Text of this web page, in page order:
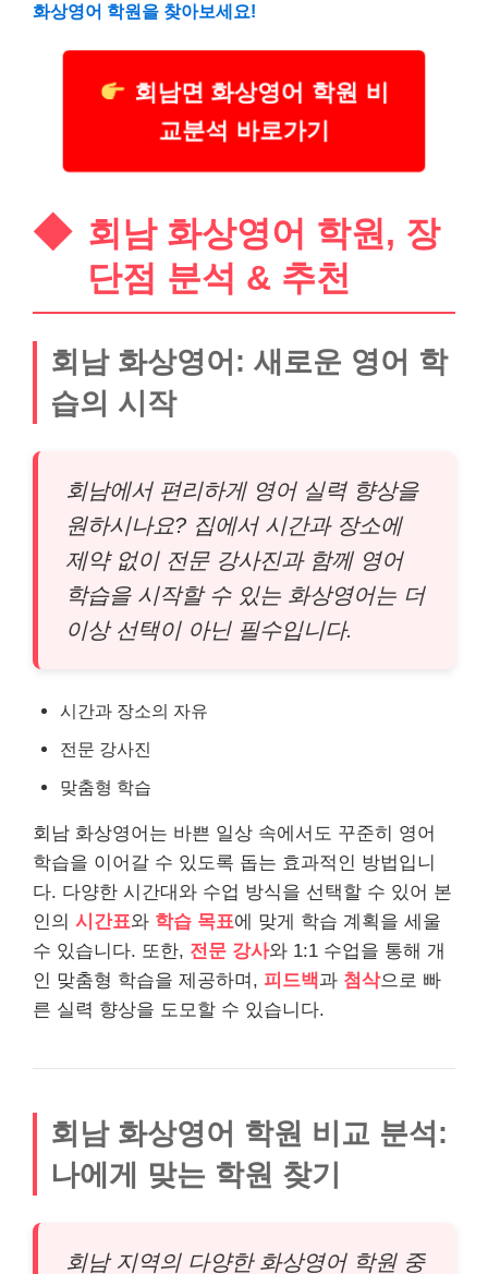
화상영어 학원을 찾아보세요!
회남면 화상영어 학원 비
교분석 바로가기
회남 화상영어 학원, 장
단점 분석 & 추천
회남 화상영어: 새로운 영어 학
습의 시작
회남에서 편리하게 영어 실력 향상을
원하시나요? 집에서 시간과 장소에
제약 없이 전문 강사진과 함께 영어
학습을 시작할 수 있는 화상영어는 더
이상 선택이 아닌 필수입니다.
시간과 장소의 자유
전문 강사진
맞춤형 학습
회남 화상영어는 바쁜 일상 속에서도 꾸준히 영어
학습을 이어갈 수 있도록 돕는 효과적인 방법입니
다. 다양한 시간대와 수업 방식을 선택할 수 있어 본
인의 시간표와 학습 목표에 맞게 학습 계획을 세울
수 있습니다. 또한, 전문 강사와 1:1 수업을 통해 개
인 맞춤형 학습을 제공하며, 피드백과 첨삭으로 빠
른 실력 향상을 도모할 수 있습니다.
회남 화상영어 학원 비교 분석:
나에게 맞는 학원 찾기
회남 지역의 다양한 화상영어 학원 중